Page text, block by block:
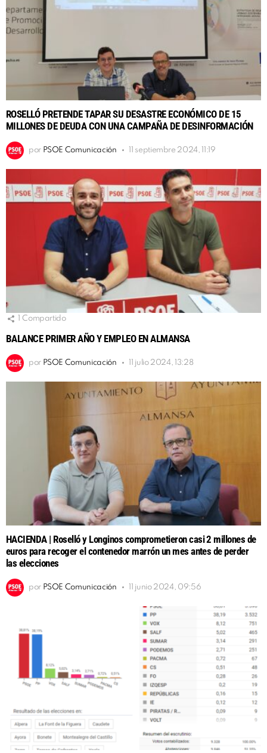
ROSELLÓ PRETENDE TAPAR SU DESASTRE ECONÓMICO DE 15
MILLONES DE DEUDA CON UNA CAMPAÑA DE DESINFORMACIÓN
por PSOE Comunicación 11 septiembre 2024, 11:19
Compartido
BALANCE PRIMER AÑO Y EMPLEO EN ALMANSA
por PSOE Comunicación 11 julio 2024, 13:28
HACIENDA | Roselló y Longinos comprometieron casi 2 millones de
euros para recoger el contenedor marrón un mes antes de perder
las elecciones
por PSOE Comunicación 11 junio 2024, 09:56